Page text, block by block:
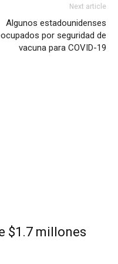
Next article
Algunos estadounidenses
por seguridad de
vacuna para COVID-19
$1.7 millones